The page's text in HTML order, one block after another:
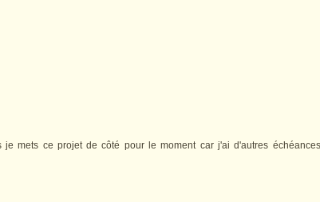
mets ce projet de côté pour le moment car j'ai d'autres